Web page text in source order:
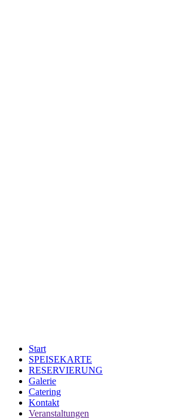
Start
SPEISEKARTE
RESERVIERUNG
Galerie
Catering
Kontakt
Veranstaltungen